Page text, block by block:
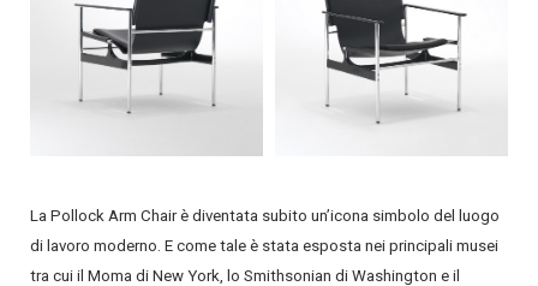
La Pollock Arm Chair è diventata subito un’icona simbolo del luogo
di lavoro moderno. E come tale è stata esposta nei principali musei
tra cui il Moma di New York, lo Smithsonian di Washington e il